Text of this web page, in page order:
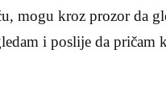
mo­gu kroz prozor da
i poslije da pričam